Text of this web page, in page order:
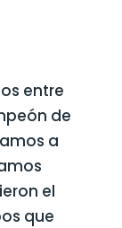
entre
de
a
el
que